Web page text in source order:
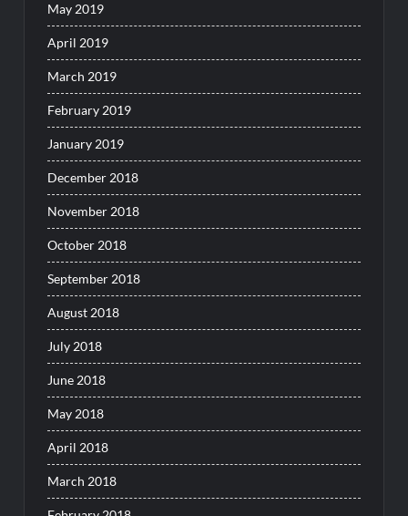
May 2019
April 2019
March 2019
February 2019
January 2019
December 2018
November 2018
October 2018
September 2018
August 2018
July 2018
June 2018
May 2018
April 2018
March 2018